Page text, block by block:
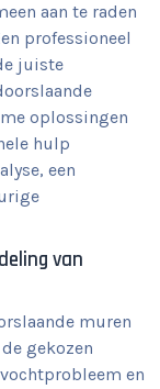
aan te raden
professioneel
juiste
oplossingen
hulp
een
van
muren
gekozen
en